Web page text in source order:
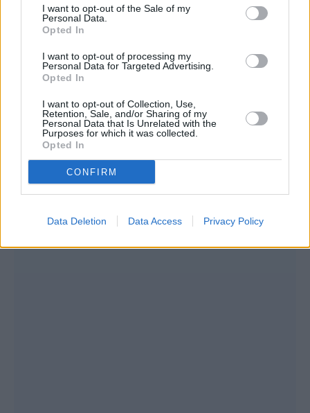
I want to opt-out of the Sale of my
Personal Data.
Opted In
I want to opt-out of processing my
Personal Data for Targeted Advertising.
Opted In
I want to opt-out of Collection, Use,
Retention, Sale, and/or Sharing of my
Personal Data that Is Unrelated with the
Purposes for which it was collected.
Opted In
CONFIRM
Data Deletion Data Access Privacy Policy
προηγούμενης εργάσιμης ημέρας,
να πιστώνονται από την Πέμπτη 24 Απριλίου
το απόγευμα, ενώ οι πρώην δημόσιοι
υπάλληλοι θα δουν τα χρήματα να μπαίνουν
στον λογαριασμό τους την Παρασκευή 25
Απριλίου.